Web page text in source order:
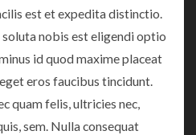
est et expedita distinctio.
nobis est eligendi optio
id quod maxime placeat
eros faucibus tincidunt.
quam felis, ultricies nec,
sem. Nulla consequat